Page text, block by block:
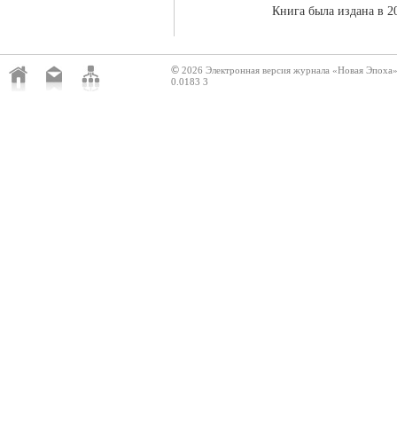
Книга была издана в
© 2026 Электронная версия журнала «Новая Эпоха»
0.0183 3